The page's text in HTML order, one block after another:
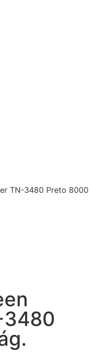
TN-3480 Preto 8000
3480